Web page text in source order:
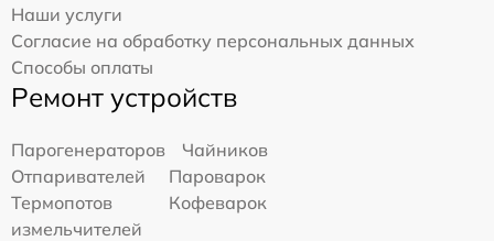
Наши услуги
Согласие на обработку персональных данных
Способы оплаты
Ремонт устройств
Парогенераторов
Чайников
Отпаривателей
Пароварок
Термопотов
Кофеварок
измельчителей